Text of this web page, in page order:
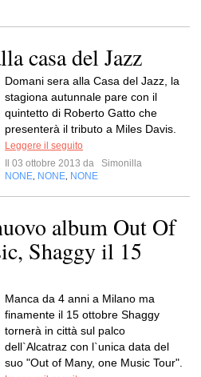
casa del Jazz
Domani sera alla Casa del Jazz, la
stagiona autunnale pare con il
quintetto di Roberto Gatto che
presenterà il tributo a Miles Davis.
Leggere il seguito
Il 03 ottobre 2013 da
Simonilla
NONE NONE NONE
album Out Of
Shaggy il 15
Manca da 4 anni a Milano ma
finamente il 15 ottobre Shaggy
tornerà in città sul palco
dell`Alcatraz con l`unica data del
suo "Out of Many, one Music Tour".